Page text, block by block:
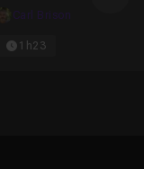
encapsulation
Carl Brison
1h23